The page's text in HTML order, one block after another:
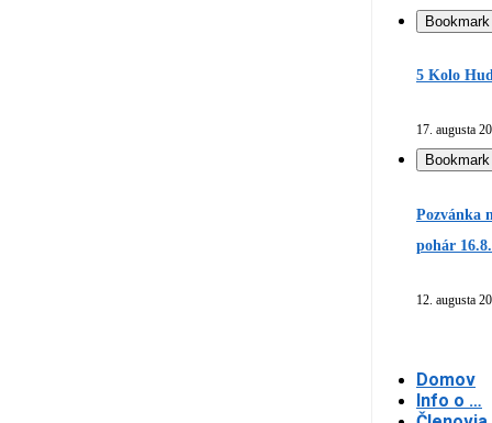
Bookmark
5 Kolo
17. augusta
Bookmark
Pozvánka
pohár
12. augusta
Domov
Info o …